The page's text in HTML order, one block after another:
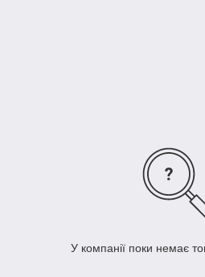
У компанії поки немає